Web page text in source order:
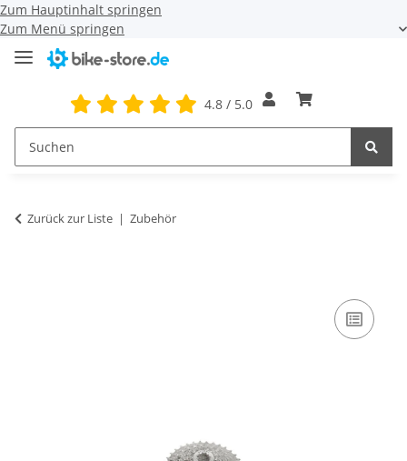
Zum Hauptinhalt springen
Zum Menü springen
4.8 / 5.0
Zurück zur Liste Zubehör